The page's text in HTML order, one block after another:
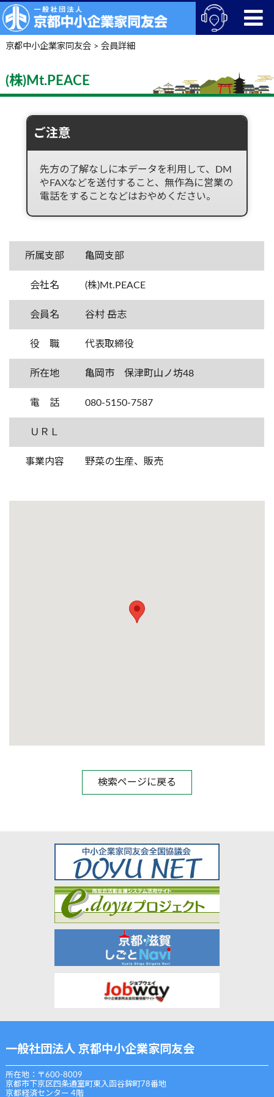
京都中小企業家同友会> 会員詳細
(株)Mt.PEACE
ご注意
先方の了解なしに本データを利用して、DM
やFAXなどを送付すること、無作為に営業の
電話をすることなどはおやめください。
所属支部 亀岡支部
会社名 (株)Mt.PEACE
会員名 谷村 岳志
役 職 代表取締役
所在地 亀岡市 保津町山ノ坊48
電 話 080-5150-7587
ＵＲＬ
事業内容 野菜の生産、販売
検索ページに戻る
一般社団法人 京都中小企業家同友会
所在地：〒600-8009
京都市下京区四条通室町東入函谷鉾町78番地
京都経済センター 4階